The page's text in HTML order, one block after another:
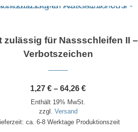
Dieses Produkt weist mehrere Varianten auf. Die Optionen können auf der Produktseite gewählt werden
zulässig für Nassschleifen II –
Verbotszeichen
1,27€ –64,26€Preisspanne:
Enthält 19% MwSt.
zzgl. Versand
ca. 6-8 Werktage Produktionszeit